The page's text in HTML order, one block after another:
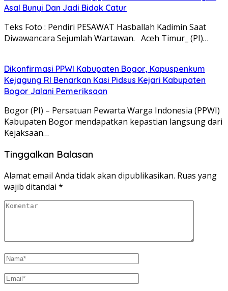
Asal Bunyi Dan Jadi Bidak Catur
Teks Foto : Pendiri PESAWAT Hasballah Kadimin Saat
Diwawancara Sejumlah Wartawan. Aceh Timur_ (PI)…
Dikonfirmasi PPWI Kabupaten Bogor, Kapuspenkum
Kejagung RI Benarkan Kasi Pidsus Kejari Kabupaten
Bogor Jalani Pemeriksaan
Bogor (PI) – Persatuan Pewarta Warga Indonesia (PPWI)
Kabupaten Bogor mendapatkan kepastian langsung dari
Kejaksaan…
Tinggalkan Balasan
Alamat email Anda tidak akan dipublikasikan. Ruas yang
wajib ditandai *